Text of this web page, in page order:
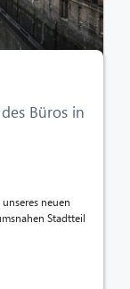
Büros in
neuen
Stadtteil